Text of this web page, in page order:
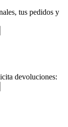
tus pedidos y
devoluciones: